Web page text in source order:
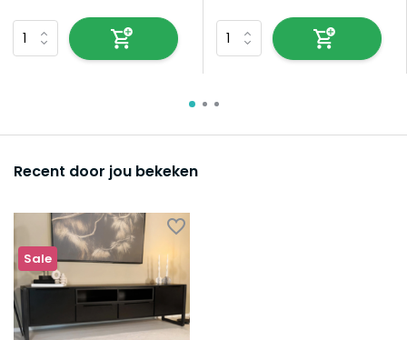
Recent door jou bekeken
Sale